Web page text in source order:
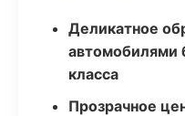
Деликатное
автомобилями
класса
Прозрачное